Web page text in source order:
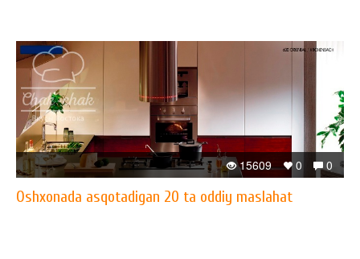
0
0
15609
Oshxonada asqotadigan 20 ta oddiy maslahat